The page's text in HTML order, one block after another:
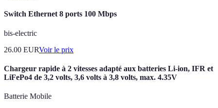
Switch Ethernet 8 ports 100 Mbps
bis-electric
26.00 EURVoir le prix
Chargeur rapide à 2 vitesses adapté aux batteries Li-ion, IFR et
LiFePo4 de 3,2 volts, 3,6 volts à 3,8 volts, max. 4.35V
Batterie Mobile